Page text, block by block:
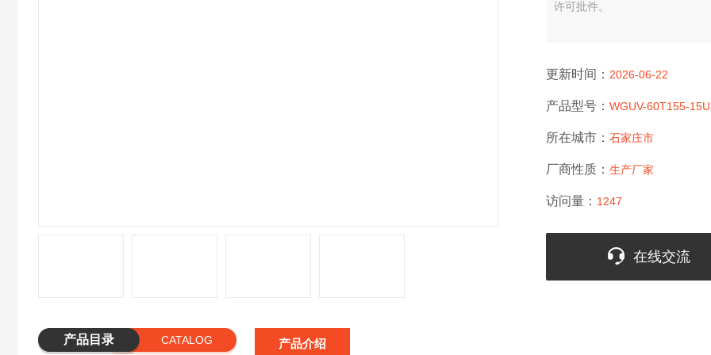
许可批件。
更新时间： 2026-06-22
产品型号： WGUV-60T155-15U
所在城市： 石家庄市
厂商性质： 生产厂家
访问量： 1247
在线交流
产品目录 CATALOG 产品介绍